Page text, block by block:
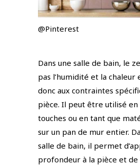
@Pinterest
Dans une salle de bain, le
pas l’humidité et la chaleur
donc aux contraintes
pièce. Il peut être utilisé
touches ou en tant que
sur un pan de mur entier.
salle de bain, il permet
profondeur à la pièce et de